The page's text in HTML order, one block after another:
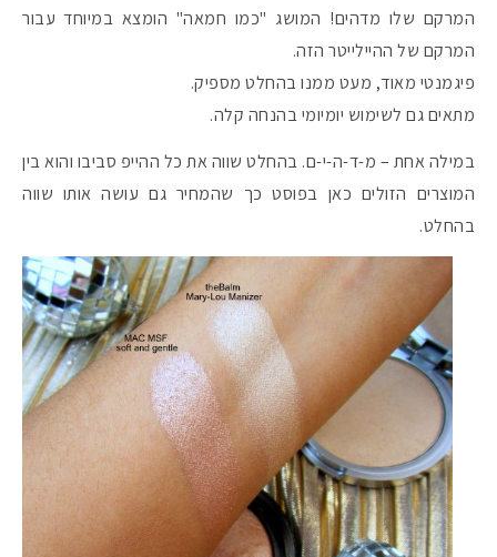
המרקם שלו מדהים! המושג "כמו חמאה" הומצא במיוחד עבור
המרקם של ההיילייטר הזה.
פיגמנטי מאוד, מעט ממנו בהחלט מספיק.
מתאים גם לשימוש יומיומי בהנחה קלה.
במילה אחת – מ-ד-ה-י-ם. בהחלט שווה את כל ההייפ סביבו והוא בין
המוצרים הזולים כאן בפוסט כך שהמחיר גם עושה אותו שווה
בהחלט.